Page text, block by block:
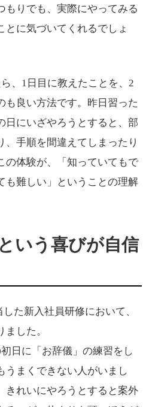
もりでも、実際にやってみる
とに気づいてくれるでしょ
、1日目に教えたことを、2
も良い方法です。昨日習った
日にいざやろうとすると、部
、手順を間違えてしまったり
の体験が、「知っていてもで
も難しい」ということの理解
いう喜びが自信
た新入社員研修において、
した。
日に「お辞儀」の練習をし
うまくできない人がいまし
きれいにやろうとすると案外